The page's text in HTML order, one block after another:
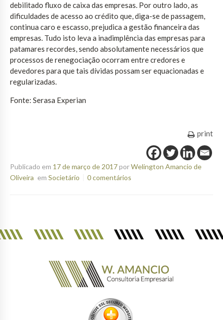
debilitado fluxo de caixa das empresas. Por outro lado, as
dificuldades de acesso ao crédito que, diga-se de passagem,
continua caro e escasso, prejudica a gestão financeira das
empresas. Tudo isto leva a inadimplência das empresas para
patamares recordes, sendo absolutamente necessários que
processos de renegociação ocorram entre credores e
devedores para que tais dívidas possam ser equacionadas e
regularizadas.
Fonte: Serasa Experian
print
Publicado em 17 de março de 2017porWelington Amancio de
Oliveira em Societário 0 comentários